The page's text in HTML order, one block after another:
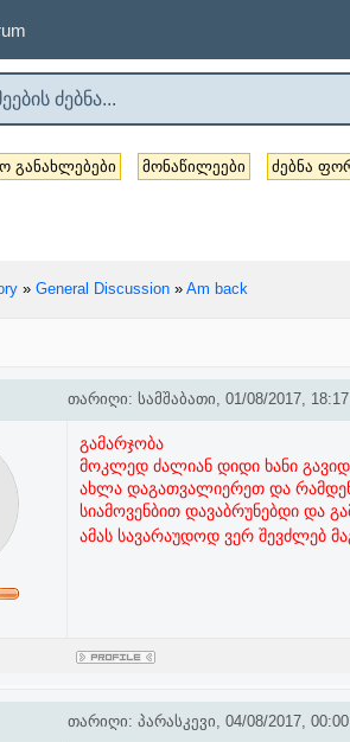
განახლებები მონაწილეები ძებნა
» General Discussion » Am back
თარიღი: სამშაბათი, 01/08/2017,
გამარჯობა
მოკლედ ძალიან დიდი ხანი
ახლა დაგათვალიერეთ და
სიამოვენბით დავაბრუნებდი და
ამას სავარაუდოდ ვერ შევძლებ
თარიღი: პარასკევი, 04/08/2017,